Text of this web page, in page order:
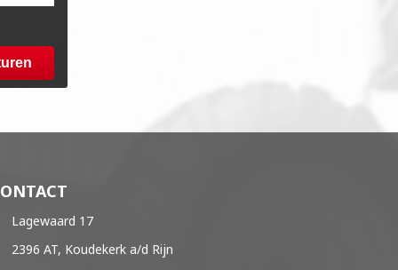
Lagewaard 17
2396 AT, Koudekerk a/d Rijn